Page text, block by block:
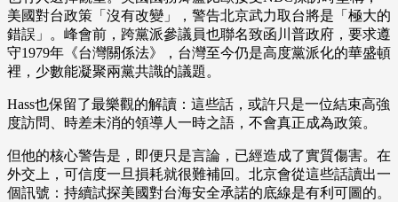
美國對台政策「沒有改變」，警告北京武力取台將是「極大的
錯誤」。峰會前，跨黨派參議員也聯名致函川普政府，要求遵
守1979年《台灣關係法》，台灣至今仍是高度黨派化的華盛頓
裡，少數能凝聚兩黨共識的議題。
Hass也保留了最樂觀的解讀：這些話，或許只是一位結束高強
度訪問、時差未消的領導人一時之語，不會真正成為政策。
但他的核心警告是，即便只是言論，已經造成了實質傷害。在
外交上，可信度一旦損耗就很難補回。北京會從這些話讀出一
個訊號：持續試探美國對台海安全承諾的底線是有利可圖的。